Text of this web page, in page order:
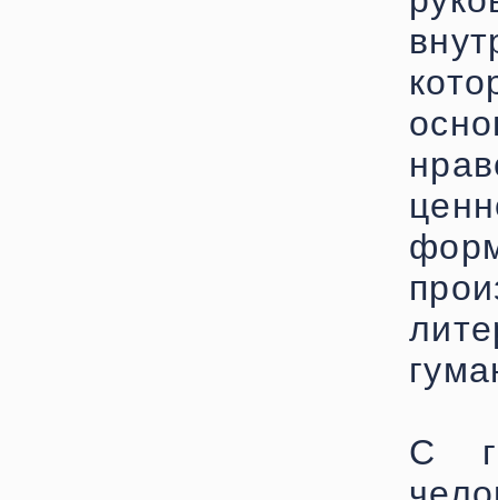
С